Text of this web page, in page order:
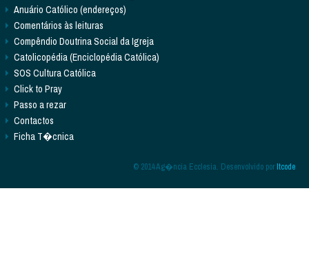
Anuário Católico (endereços)
Comentários às leituras
Compêndio Doutrina Social da Igreja
Catolicopédia (Enciclopédia Católica)
SOS Cultura Católica
Click to Pray
Passo a rezar
Contactos
Ficha T�cnica
© 2014 Ag�ncia Ecclesia. Desenvolvido porItcode